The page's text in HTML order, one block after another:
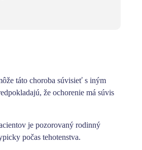
táto choroba súvisieť s iným
že ochorenie má súvis
je pozorovaný rodinný
počas tehotenstva.